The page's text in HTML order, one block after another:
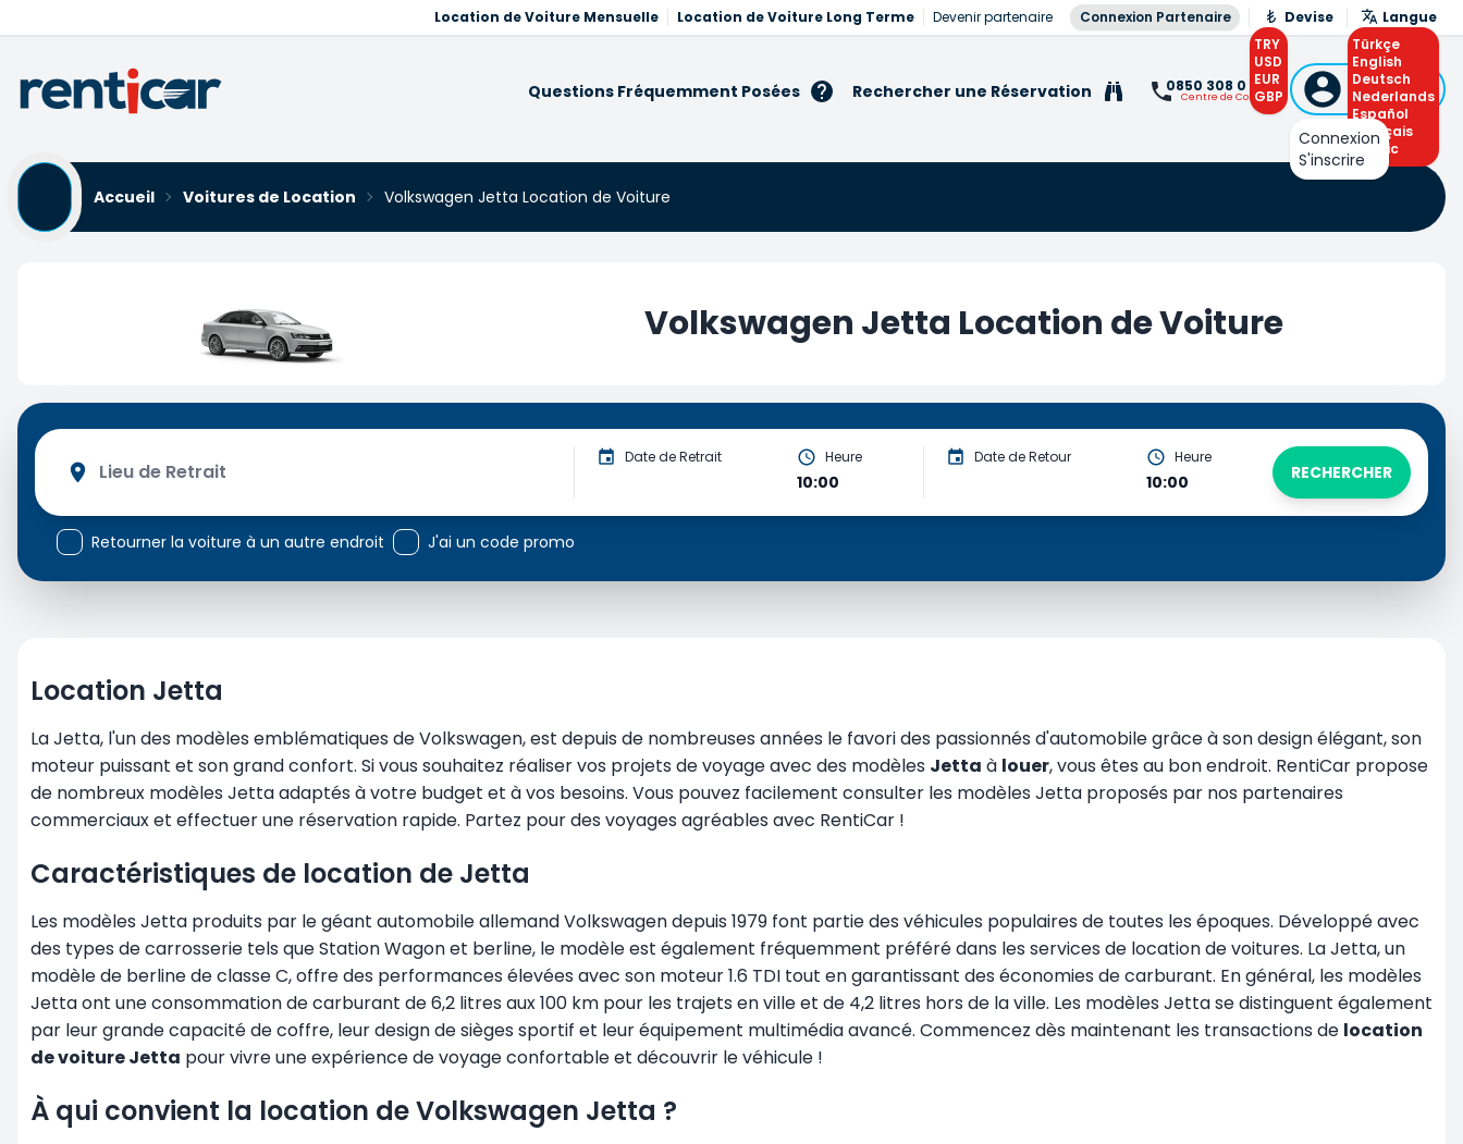
Location de Voiture Mensuelle Location de Voiture Long Terme Devenir partenaire Connexion Partenaire
Devise
TRY
USD
EUR
GBP
Langue
Türkçe
English
Deutsch
Nederlands
Español
Français
Arabic
Questions Fréquemment Posées Rechercher une Réservation 0850 308 0 308
Centre de Contact
Connexion
ou S'inscrire
Connexion
S'inscrire
Accueil
Voitures de Location Volkswagen Jetta Location de Voiture
Volkswagen Jetta Location de Voiture
Date de Retrait Heure
10:00
Date de Retour Heure
10:00 RECHERCHER
Retourner la voiture à un autre endroit J'ai un code promo
Location Jetta
La Jetta, l'un des modèles emblématiques de Volkswagen, est depuis de nombreuses années le favori des passionnés d'automobile grâce à son design élégant, son
moteur puissant et son grand confort. Si vous souhaitez réaliser vos projets de voyage avec des modèles Jetta à louer, vous êtes au bon endroit. RentiCar propose
de nombreux modèles Jetta adaptés à votre budget et à vos besoins. Vous pouvez facilement consulter les modèles Jetta proposés par nos partenaires
commerciaux et effectuer une réservation rapide. Partez pour des voyages agréables avec RentiCar !
Caractéristiques de location de Jetta
Les modèles Jetta produits par le géant automobile allemand Volkswagen depuis 1979 font partie des véhicules populaires de toutes les époques. Développé avec
des types de carrosserie tels que Station Wagon et berline, le modèle est également fréquemment préféré dans les services de location de voitures. La Jetta, un
modèle de berline de classe C, offre des performances élevées avec son moteur 1.6 TDI tout en garantissant des économies de carburant. En général, les modèles
Jetta ont une consommation de carburant de 6,2 litres aux 100 km pour les trajets en ville et de 4,2 litres hors de la ville. Les modèles Jetta se distinguent également
par leur grande capacité de coffre, leur design de sièges sportif et leur équipement multimédia avancé. Commencez dès maintenant les transactions de location
de voiture Jetta pour vivre une expérience de voyage confortable et découvrir le véhicule !
À qui convient la location de Volkswagen Jetta ?